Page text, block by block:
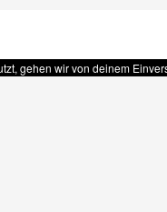
gehen wir von deinem